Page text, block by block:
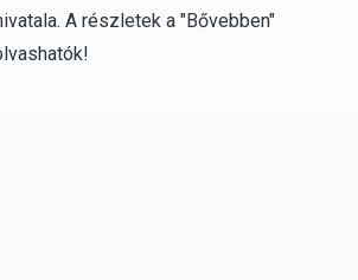
A részletek a "Bővebben"